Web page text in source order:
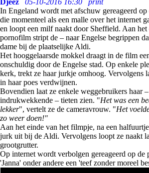
Djeez
05-10-2016 16:30
print
In Engeland wordt met afschuw gereageerd
die momenteel als een malle over het internet
en loopt een milf naakt door Sheffield. Aan het
pornofilm stript de – naar Engelse begrippen
dame bij de plaatselijke Aldi.
Het hooggelaarsde mokkel draagt in de film
onschuldig door de Engelse stad. Op enkele
kerk, trekt ze haar jurkje omhoog. Vervolgens
in haar poes verdwijnen.
Bovendien laat ze enkele weggebruikers haar
indrukwekkende – tieten zien. "Het was een
lekker", vertelt ze de cameravrouw. "Het
zo weer doen!"
Aan het einde van het filmpje, na een
jurk uit bij de Aldi. Vervolgens loopt ze naakt
grootgrutter.
Op internet wordt verbolgen gereageerd op
'Janna' onder andere een 'teef zonder moreel